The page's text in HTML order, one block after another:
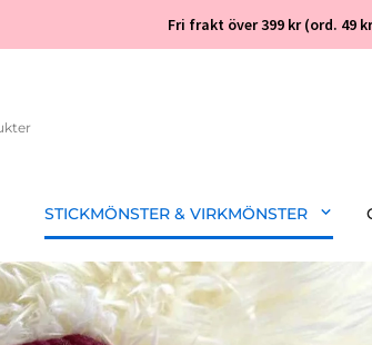
Fri frakt över 399 kr (ord. 49
STICKMÖNSTER & VIRKMÖNSTER